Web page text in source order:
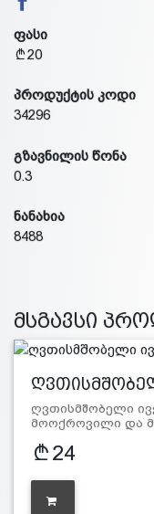
ფასი
20
პროდუქტის კოდი
34296
გზავნილის წონა
0.3
ნანახია
8488
მსგავსი
ღვთისმშობელი
მოოქროვილი და
24